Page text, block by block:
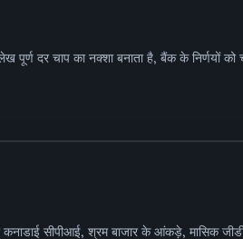
दर चाप का नक्शा बनाता है, बैंक के निर्णयों
सीपीआई, श्रम बाजार के आंकड़े, मासिक